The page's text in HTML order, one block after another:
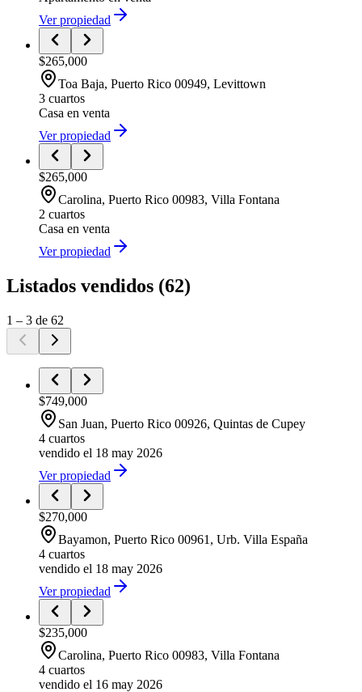
Ver propiedad
$265,000
Toa Baja, Puerto Rico 00949, Levittown
3 cuartos
Casa en venta
Ver propiedad
$265,000
Carolina, Puerto Rico 00983, Villa Fontana
2 cuartos
Casa en venta
Ver propiedad
Listados vendidos (62)
1 – 3 de 62
$749,000
San Juan, Puerto Rico 00926, Quintas de Cupey
4 cuartos
vendido el 18 may 2026
Ver propiedad
$270,000
Bayamon, Puerto Rico 00961 , Urb. Villa España
4 cuartos
vendido el 18 may 2026
Ver propiedad
$235,000
Carolina, Puerto Rico 00983, Villa Fontana
4 cuartos
vendido el 16 may 2026